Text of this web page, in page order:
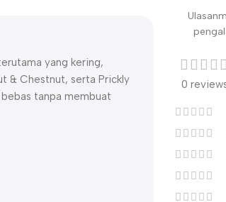
yang kering,
& Chestnut, serta Prickly
tanpa membuat
0